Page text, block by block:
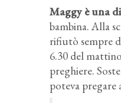
Maggy è una
bambina. Alla
rifiutò sempre
6.30 del
preghiere.
poteva pregare